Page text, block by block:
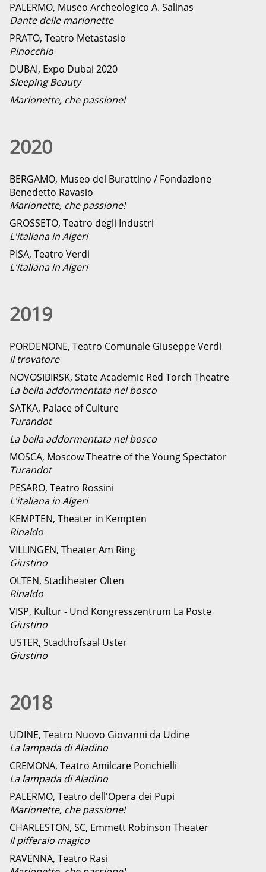
PALERMO, Museo Archeologico A. Salinas
Dante delle marionette
PRATO, Teatro Metastasio
Pinocchio
DUBAI, Expo Dubai 2020
Sleeping Beauty
Marionette, che passione!
2020
BERGAMO, Museo del Burattino / Fondazione
Benedetto Ravasio
Marionette, che passione!
GROSSETO, Teatro degli Industri
L'italiana in Algeri
PISA, Teatro Verdi
L'italiana in Algeri
2019
PORDENONE, Teatro Comunale Giuseppe Verdi
Il trovatore
NOVOSIBIRSK, State Academic Red Torch Theatre
La bella addormentata nel bosco
SATKA, Palace of Culture
Turandot
La bella addormentata nel bosco
MOSCA, Moscow Theatre of the Young Spectator
Turandot
PESARO, Teatro Rossini
L'italiana in Algeri
KEMPTEN, Theater in Kempten
Rinaldo
VILLINGEN, Theater Am Ring
Giustino
OLTEN, Stadtheater Olten
Rinaldo
VISP, Kultur - Und Kongresszentrum La Poste
Giustino
USTER, Stadthofsaal Uster
Giustino
2018
UDINE, Teatro Nuovo Giovanni da Udine
La lampada di Aladino
CREMONA, Teatro Amilcare Ponchielli
La lampada di Aladino
PALERMO, Teatro dell'Opera dei Pupi
Marionette, che passione!
CHARLESTON, SC, Emmett Robinson Theater
Il pifferaio magico
RAVENNA, Teatro Rasi